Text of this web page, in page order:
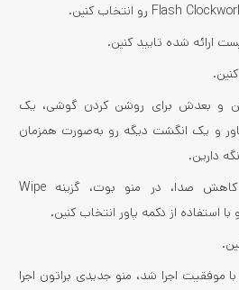
ارائه شده تایید کنین.
و بعدش برای روشن کردن گوشی، یک
و یک انگشت دیگه رو به‌صورت همزمان
دارین.
با استفاده از دکمه کاهش صدا، در منو بوت، گزینه Wipe
با موفقیت اجرا شد، منو جدیدی براتون اجرا